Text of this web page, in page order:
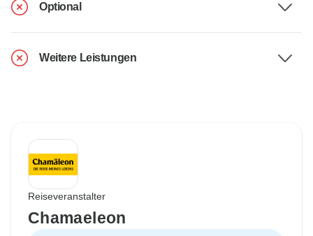
Optional
Weitere Leistungen
Reiseveranstalter
Chamaeleon